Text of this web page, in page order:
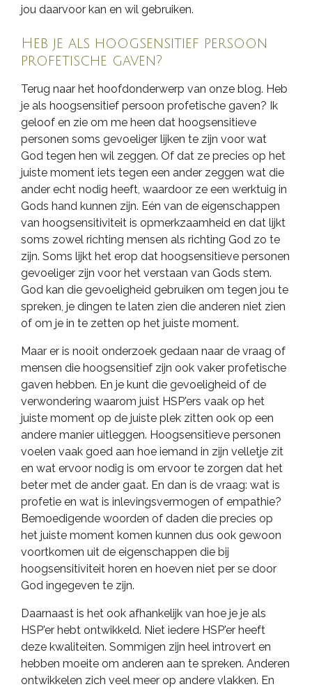
jou daarvoor kan en wil gebruiken.
Heb je als hoogsensitief persoon
profetische gaven?
Terug naar het hoofdonderwerp van onze blog. Heb
je als hoogsensitief persoon profetische gaven? Ik
geloof en zie om me heen dat hoogsensitieve
personen soms gevoeliger lijken te zijn voor wat
God tegen hen wil zeggen. Of dat ze precies op het
juiste moment iets tegen een ander zeggen wat die
ander echt nodig heeft, waardoor ze een werktuig in
Gods hand kunnen zijn. Eén van de eigenschappen
van hoogsensitiviteit is opmerkzaamheid en dat lijkt
soms zowel richting mensen als richting God zo te
zijn. Soms lijkt het erop dat hoogsensitieve personen
gevoeliger zijn voor het verstaan van Gods stem.
God kan die gevoeligheid gebruiken om tegen jou te
spreken, je dingen te laten zien die anderen niet zien
of om je in te zetten op het juiste moment.
Maar er is nooit onderzoek gedaan naar de vraag of
mensen die hoogsensitief zijn ook vaker profetische
gaven hebben. En je kunt die gevoeligheid of de
verwondering waarom juist HSP'ers vaak op het
juiste moment op de juiste plek zitten ook op een
andere manier uitleggen. Hoogsensitieve personen
voelen vaak goed aan hoe iemand in zijn velletje zit
en wat ervoor nodig is om ervoor te zorgen dat het
beter met de ander gaat. En dan is de vraag: wat is
profetie en wat is inlevingsvermogen of empathie?
Bemoedigende woorden of daden die precies op
het juiste moment komen kunnen dus ook gewoon
voortkomen uit de eigenschappen die bij
hoogsensitiviteit horen en hoeven niet per se door
God ingegeven te zijn.
Daarnaast is het ook afhankelijk van hoe je je als
HSP'er hebt ontwikkeld. Niet iedere HSP'er heeft
deze kwaliteiten. Sommigen zijn heel introvert en
hebben moeite om anderen aan te spreken. Anderen
ontwikkelen zich veel meer op andere vlakken. En